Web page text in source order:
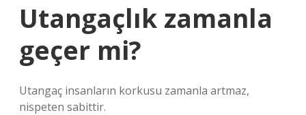
Utangaçlık zamanla
geçer mi?
Utangaç insanların korkusu zamanla artmaz,
nispeten sabittir.